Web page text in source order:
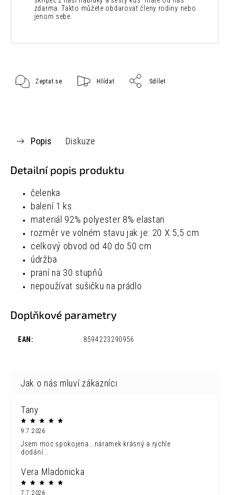
zdarma. Takto můžete obdarovat členy rodiny nebo
jenom sebe.
Zeptat se Hlídat Sdílet
Popis Diskuze
Detailní popis produktu
čelenka
balení 1 ks
materiál 92% polyester 8% elastan
rozměr ve volném stavu jak je: 20 X 5,5 cm
celkový obvod od 40 do 50 cm
údržba
praní na 30 stupňů
nepoužívat sušičku na prádlo
Doplňkové parametry
EAN : 8594223290956
Tany
9.7.2026
Jsem moc spokojena...náramek krásný a rychle
dodání...
Vera Mladonicka
7.7.2026